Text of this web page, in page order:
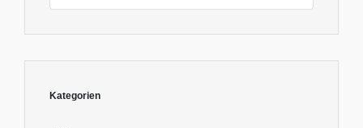
Kategorien